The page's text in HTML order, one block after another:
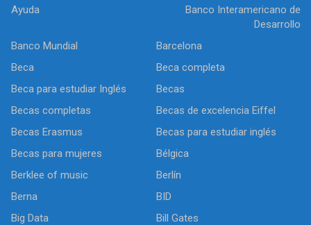
Ayuda
Banco Interamericano de
Desarrollo
Banco Mundial
Barcelona
Beca
Beca completa
Beca para estudiar Inglés
Becas
Becas completas
Becas de excelencia Eiffel
Becas Erasmus
Becas para estudiar inglés
Becas para mujeres
Bélgica
Berklee of music
Berlín
Berna
BID
Big Data
Bill Gates